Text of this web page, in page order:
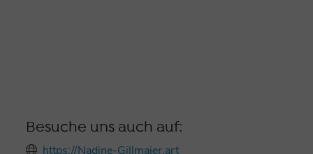
Besuche uns auch auf:
https://Nadine-Gillmaier.art